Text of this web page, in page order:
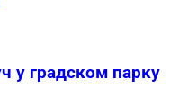
у градском парку